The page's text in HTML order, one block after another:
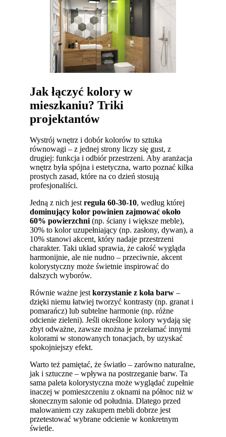
Jak łączyć kolory w
mieszkaniu? Triki
projektantów
Wystrój wnętrz i dobór kolorów to sztuka
równowagi – z jednej strony liczy się gust, z
drugiej: funkcja i odbiór przestrzeni. Aby aranżacja
wnętrz była spójna i estetyczna, warto poznać kilka
prostych zasad, które na co dzień stosują
profesjonaliści.
Jedną z nich jestreguła 60-30-10, według której
dominujący kolor powinien zajmować około
60% powierzchni(np. ściany i większe meble),
30% to kolor uzupełniający (np. zasłony, dywan), a
10% stanowi akcent, który nadaje przestrzeni
charakter. Taki układ sprawia, że całość wygląda
harmonijnie, ale nie nudno – przeciwnie, akcent
kolorystyczny może świetnie inspirować do
dalszych wyborów.
Równie ważne jestkorzystanie z koła barw –
dzięki niemu łatwiej tworzyć kontrasty (np. granat i
pomarańcz) lub subtelne harmonie (np. różne
odcienie zieleni). Jeśli określone kolory wydają się
zbyt odważne, zawsze można je przełamać innymi
kolorami w stonowanych tonacjach, by uzyskać
spokojniejszy efekt.
Warto też pamiętać, że światło – zarówno naturalne,
jak i sztuczne – wpływa na postrzeganie barw. Ta
sama paleta kolorystyczna może wyglądać zupełnie
inaczej w pomieszczeniu z oknami na północ niż w
słonecznym salonie od południa. Dlatego przed
malowaniem czy zakupem mebli dobrze jest
przetestować wybrane odcienie w konkretnym
świetle.